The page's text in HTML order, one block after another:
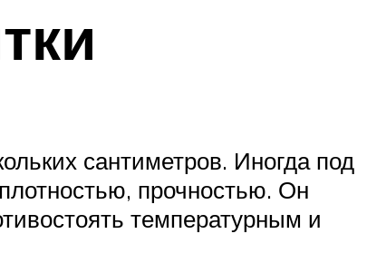
сантиметров. Иногда под
прочностью. Он
температурным и